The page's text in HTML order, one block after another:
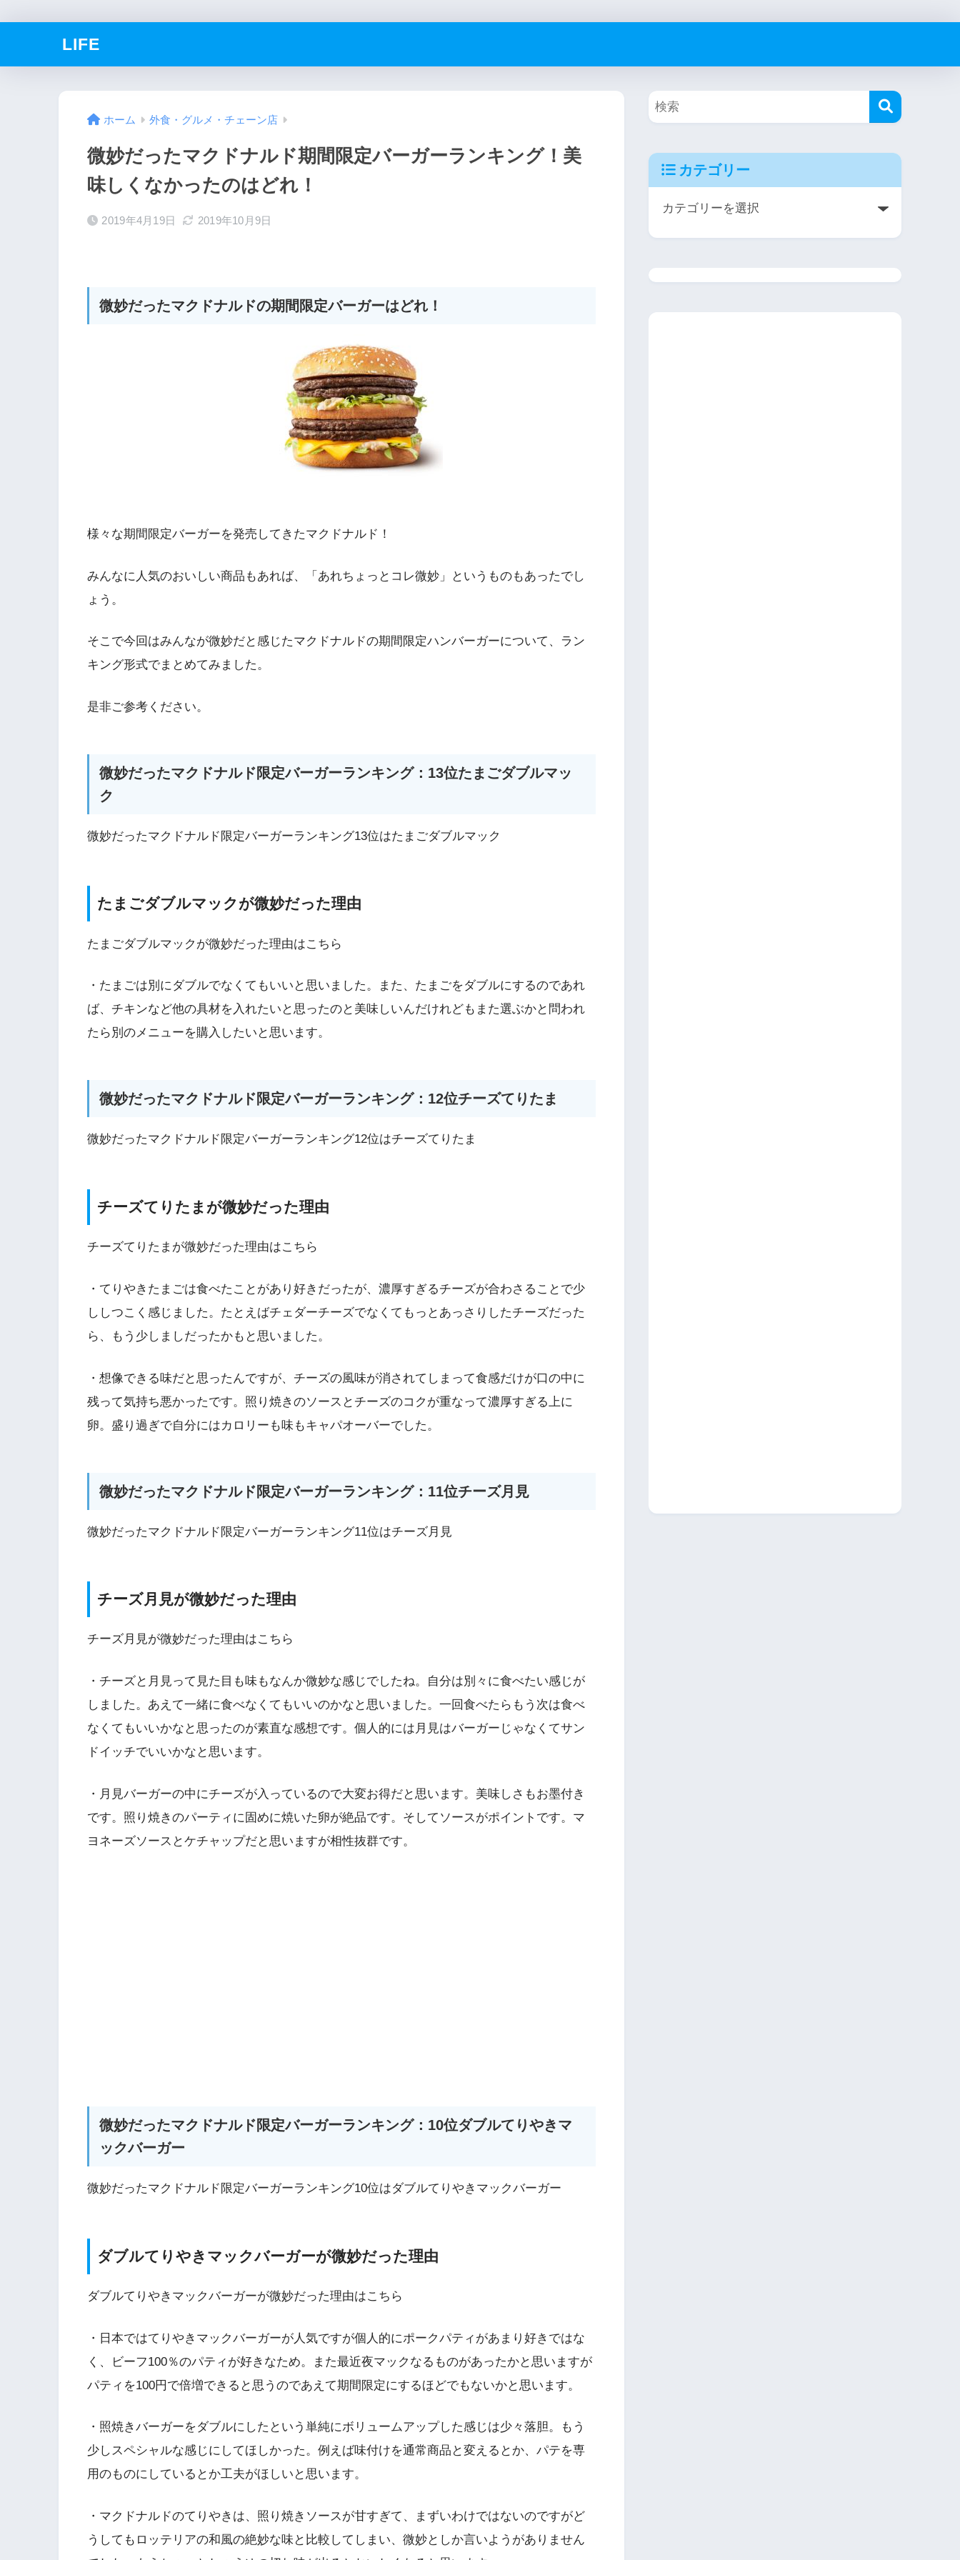
LIFE
ホーム 外食・グルメ・チェーン店
微妙だったマクドナルド期間限定バーガーランキング！美
味しくなかったのはどれ！
2019年4月19日 2019年10月9日
微妙だったマクドナルドの期間限定バーガーはどれ！
様々な期間限定バーガーを発売してきたマクドナルド！
みんなに人気のおいしい商品もあれば、「あれちょっとコレ微妙」というものもあったでし
ょう。
そこで今回はみんなが微妙だと感じたマクドナルドの期間限定ハンバーガーについて、ラン
キング形式でまとめてみました。
是非ご参考ください。
微妙だったマクドナルド限定バーガーランキング：13位たまごダブルマッ
ク
微妙だったマクドナルド限定バーガーランキング13位はたまごダブルマック
たまごダブルマックが微妙だった理由
たまごダブルマックが微妙だった理由はこちら
・たまごは別にダブルでなくてもいいと思いました。また、たまごをダブルにするのであれ
ば、チキンなど他の具材を入れたいと思ったのと美味しいんだけれどもまた選ぶかと問われ
たら別のメニューを購入したいと思います。
微妙だったマクドナルド限定バーガーランキング：12位チーズてりたま
微妙だったマクドナルド限定バーガーランキング12位はチーズてりたま
チーズてりたまが微妙だった理由
チーズてりたまが微妙だった理由はこちら
・てりやきたまごは食べたことがあり好きだったが、濃厚すぎるチーズが合わさることで少
ししつこく感じました。たとえばチェダーチーズでなくてもっとあっさりしたチーズだった
ら、もう少しましだったかもと思いました。
・想像できる味だと思ったんですが、チーズの風味が消されてしまって食感だけが口の中に
残って気持ち悪かったです。照り焼きのソースとチーズのコクが重なって濃厚すぎる上に
卵。盛り過ぎで自分にはカロリーも味もキャパオーバーでした。
微妙だったマクドナルド限定バーガーランキング：11位チーズ月見
微妙だったマクドナルド限定バーガーランキング11位はチーズ月見
チーズ月見が微妙だった理由
チーズ月見が微妙だった理由はこちら
・チーズと月見って見た目も味もなんか微妙な感じでしたね。自分は別々に食べたい感じが
しました。あえて一緒に食べなくてもいいのかなと思いました。一回食べたらもう次は食べ
なくてもいいかなと思ったのが素直な感想です。個人的には月見はバーガーじゃなくてサン
ドイッチでいいかなと思います。
・月見バーガーの中にチーズが入っているので大変お得だと思います。美味しさもお墨付き
です。照り焼きのパーティに固めに焼いた卵が絶品です。そしてソースがポイントです。マ
ヨネーズソースとケチャップだと思いますが相性抜群です。
微妙だったマクドナルド限定バーガーランキング：10位ダブルてりやきマ
ックバーガー
微妙だったマクドナルド限定バーガーランキング10位はダブルてりやきマックバーガー
ダブルてりやきマックバーガーが微妙だった理由
ダブルてりやきマックバーガーが微妙だった理由はこちら
・日本ではてりやきマックバーガーが人気ですが個人的にポークパティがあまり好きではな
く、ビーフ100％のパティが好きなため。また最近夜マックなるものがあったかと思いますが
パティを100円で倍増できると思うのであえて期間限定にするほどでもないかと思います。
・照焼きバーガーをダブルにしたという単純にボリュームアップした感じは少々落胆。もう
少しスペシャルな感じにしてほしかった。例えば味付けを通常商品と変えるとか、パテを専
用のものにしているとか工夫がほしいと思います。
・マクドナルドのてりやきは、照り焼きソースが甘すぎて、まずいわけではないのですがど
うしてもロッテリアの和風の絶妙な味と比較してしまい、微妙としか言いようがありません
カテゴリー